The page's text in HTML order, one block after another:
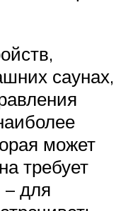
саунах,
может
требует
для